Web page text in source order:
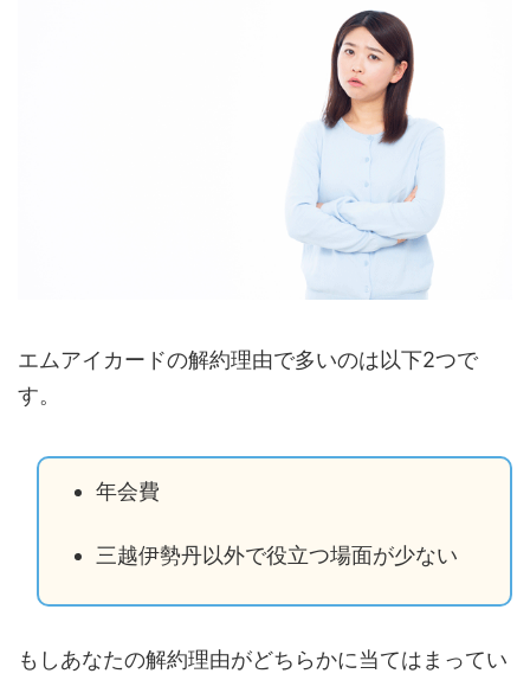
エムアイカードの解約理由で多いのは以下2つで
す。
年会費
三越伊勢丹以外で役立つ場面が少ない
もしあなたの解約理由がどちらかに当てはまってい